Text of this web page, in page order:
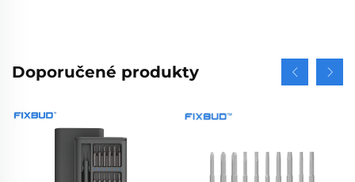
Doporučené produkty